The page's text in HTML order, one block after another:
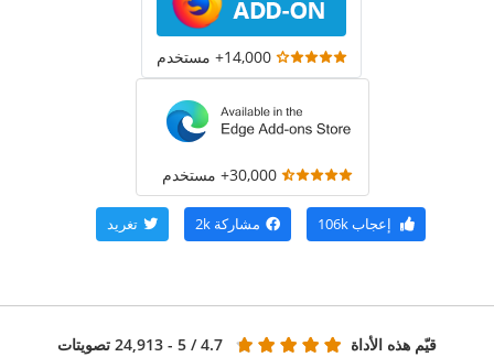
14,000+ مستخدم
30,000+ مستخدم
إعجاب106k مشاركة 2k تغريد
قيّم هذه الأداة 4.7 / 5 - 24,913 تصويتات